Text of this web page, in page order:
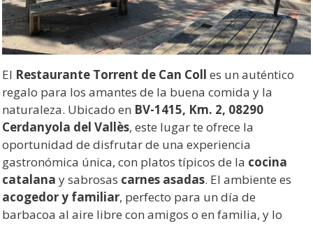
El Restaurante Torrent de Can Coll es un auténtico
regalo para los amantes de la buena comida y la
naturaleza. Ubicado en BV-1415, Km. 2, 08290
Cerdanyola del Vallès, este lugar te ofrece la
oportunidad de disfrutar de una experiencia
gastronómica única, con platos típicos de la cocina
catalana y sabrosas carnes asadas. El ambiente es
acogedor y familiar, perfecto para un día de
barbacoa al aire libre con amigos o en familia, y lo